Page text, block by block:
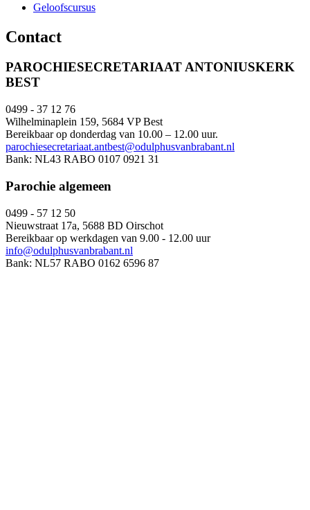
Geloofscursus
Contact
PAROCHIESECRETARIAAT ANTONIUSKERK
BEST
0499 - 37 12 76
Wilhelminaplein 159, 5684 VP Best
Bereikbaar op donderdag van 10.00 – 12.00 uur.
parochiesecretariaat.antbest@odulphusvanbrabant.nl
Bank: NL43 RABO 0107 0921 31
Parochie algemeen
0499 - 57 12 50
Nieuwstraat 17a, 5688 BD Oirschot
Bereikbaar op werkdagen van 9.00 - 12.00 uur
info@odulphusvanbrabant.nl
Bank: NL57 RABO 0162 6596 87